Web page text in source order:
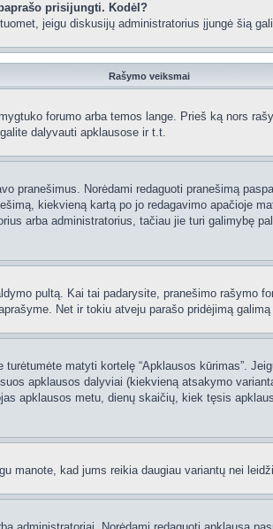
prisijungti. Kodėl?
jeigu diskusijų administratorius įjungė šią
Rašymo veiksmai
forumo arba temos lange. Prieš ką nors
dalyvauti apklausose ir t.t.
pranešimus. Norėdami redaguoti pranešimą
kiekvieną kartą po jo redagavimo apačioje
arba administratorius, tačiau jie turi galimybę
pultą. Kai tai padarysite, pranešimo rašymo
Net ir tokiu atveju parašo pridėjimą
matyti kortelę “Apklausos kūrimas”.
apklausos dalyviai (kiekvieną atsakymo
apklausos metu, dienų skaičių, kiek tęsis
manote, kad jums reikia daugiau variantų nei